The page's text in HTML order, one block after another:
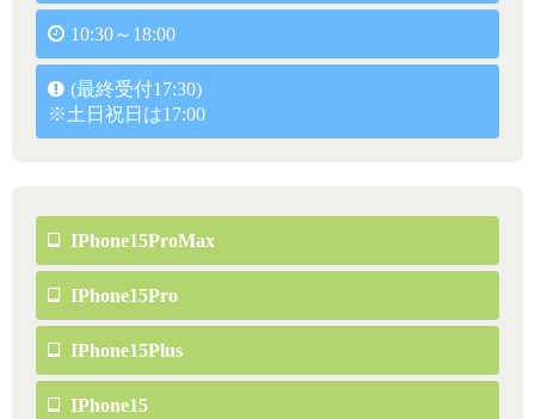
10:30～18:00
(最終受付17:30)
※土日祝日は17:00
IPhone15ProMax
IPhone15Pro
IPhone15Plus
IPhone15